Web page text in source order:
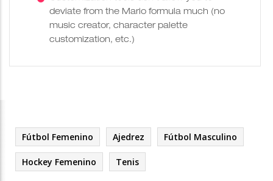
deviate from the Mario formula much (no
music creator, character palette
customization, etc.)
Fútbol Femenino Ajedrez Fútbol Masculino
Hockey Femenino Tenis